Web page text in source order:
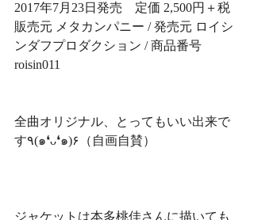
2017年7月23日発売　定価 2,500円＋税
販売元 メタカンパニー / 発売元 ロイシ
ンダフプロダクション / 商品番号
roisin011
全曲オリジナル、とってもいい出来で
す٩(๑❛ᴗ❛๑)۶（自画自賛）
ジャケットは本多桃佳さんに描いても